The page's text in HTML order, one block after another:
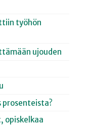
työhön
ujouden
prosenteista?
opiskelkaa